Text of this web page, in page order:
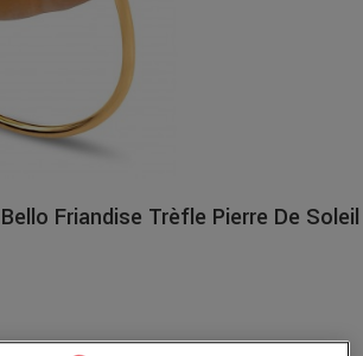
Friandise Trèfle Pierre De Soleil